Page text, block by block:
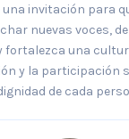
invitación para
nuevas voces,
fortalezca una
y la participación
de cada